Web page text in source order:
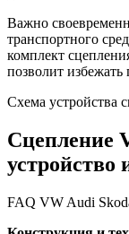
Важно
транспортного
комплект
позволит
Схема устройства
Сцепление
устройство
FAQ VW Audi